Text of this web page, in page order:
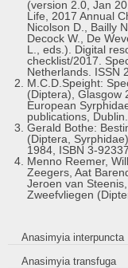
(version 2.0, Jan
Life, 2017 Annual
Nicolson D., Bailly
Decock W., De
L., eds.). Digital
checklist/2017.
Netherlands. ISSN
M.C.D.Speight:
(Diptera), Glasgow
European
publications, Dublin.
Gerald Bothe:
(Diptera,
1984, ISBN 3-
Menno Reemer,
Zeegers, Aat
Jeroen van
Zweefvliegen
Anasimyia interpuncta
Anasimyia transfuga